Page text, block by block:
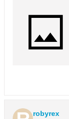
robyrex